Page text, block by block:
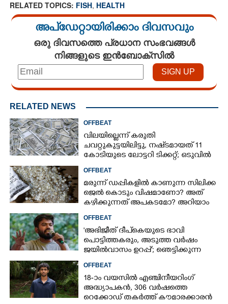
RELATED TOPICS: FISH, HEALTH
അപ്ഡേറ്റായിരിക്കാം ദിവസവും
ഒരു ദിവസത്തെ പ്രധാന സംഭവങ്ങൾ
നിങ്ങളുടെ ഇൻബോക്സിൽ
RELATED NEWS
OFFBEAT
വിലയില്ലെന്ന് കരുതി
ചവറ്റുകുട്ടയിലിട്ടു, നഷ്‌ടമായത് 11
കോടിയുടെ ലോട്ടറി ടിക്കറ്റ്; ഒടുവിൽ
OFFBEAT
മരുന്ന് ഡപ്പികളിൽ കാണുന്ന സിലിക്ക
ജെൽ കൊടും വിഷമാണോ? അത്
കഴിക്കുന്നത് അപകടമോ? അറിയാം
OFFBEAT
'അഭിജീത് ദീപ്‌കെയുടെ ഭാവി
പൊട്ടിത്തകരും, അടുത്ത വർഷം
ജയിൽവാസം ഉറപ്പ്'; ഞെട്ടിക്കുന്ന
OFFBEAT
18-ാം വയസിൽ എഞ്ചിനീയറിംഗ്
അദ്ധ്യാപകൻ, 306 വർഷത്തെ
റെക്കോഡ് തകർത്ത് കൗമാരക്കാരൻ